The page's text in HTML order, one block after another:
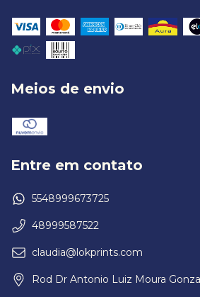
Meios de envio
Entre em contato
5548999673725
48999587522
claudia@lokprints.com
Rod Dr Antonio Luiz Moura